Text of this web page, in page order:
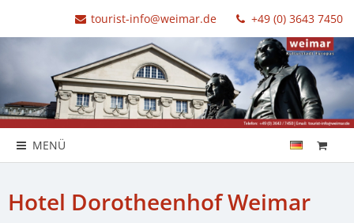
tourist-info@weimar.de +49 (0) 3643 7450
MENÜ
Hotel Dorotheenhof Weimar